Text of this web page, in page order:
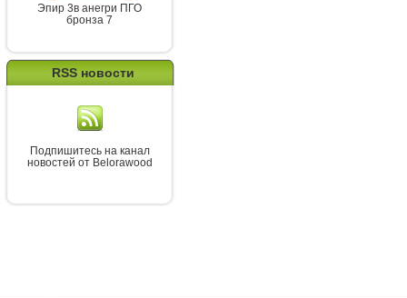
Эпир 3в анегри ПГО
бронза 7
RSS новости
Подпишитесь на канал
новостей от Belorawood